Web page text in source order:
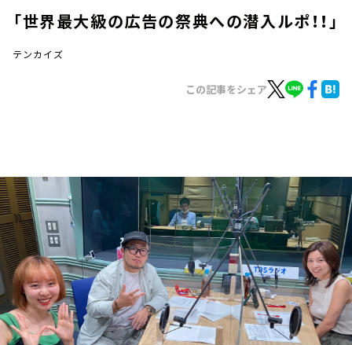
トピックス
TBS Podcast
お知らせ
イベント・グッズ
YouTube
会社情報
「世界最大級の広告の祭典への潜入ルポ！！」
テンカイズ
この記事をシェア